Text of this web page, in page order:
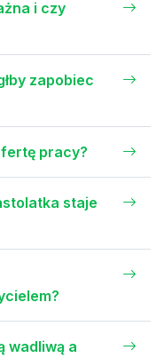
i czy
zapobiec
pracy?
staje
wadliwą a